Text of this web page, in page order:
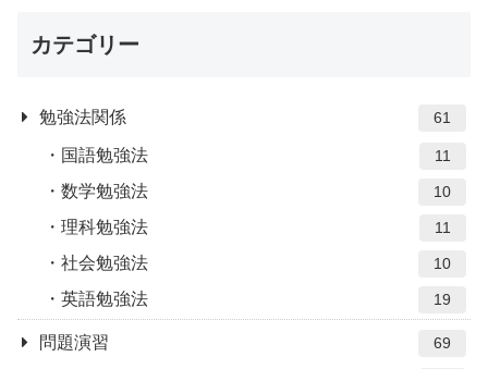
カテゴリー
勉強法関係 61
国語勉強法 11
数学勉強法 10
理科勉強法 11
社会勉強法 10
英語勉強法 19
問題演習 69